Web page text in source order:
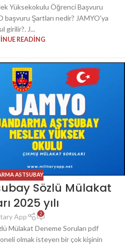
Yüksekokulu Öğrenci Başvuru
başvuru Şartları nedir? JAMYO'ya
girilir?. J...
READING
ASTSUBAY
Sözlü Mülakat
2025 yılı
App 2
Mülakat Deneme Soruları pdf
olmak isteyen bir çok kişinin